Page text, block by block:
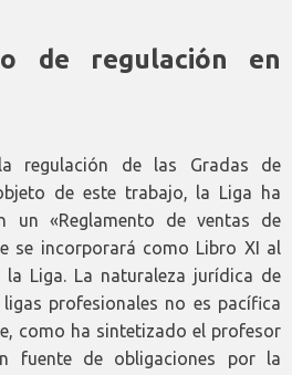
de regulación en
regulación de las Gradas de
de este trabajo, la Liga ha
un «Reglamento de ventas de
se incorporará como Libro XI al
la Liga. La naturaleza jurídica de
profesionales no es pacífica
como ha sintetizado el profesor
fuente de obligaciones por la